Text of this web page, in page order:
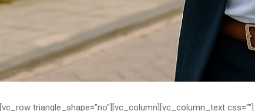
[vc_row triangle_shape="no"][vc_column][vc_column_text